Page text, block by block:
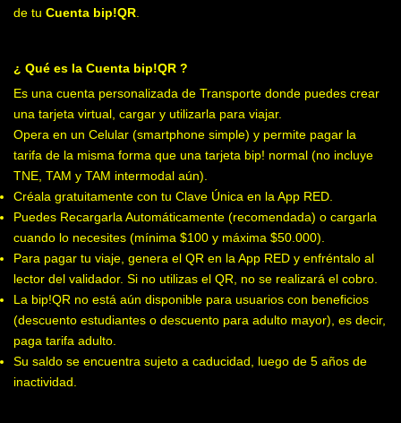
de tu Cuenta bip!QR
¿ Qué es la Cuenta bip!QR ?
Es una cuenta personalizada de Transporte donde puedes crear
una tarjeta virtual, cargar y utilizarla para viajar.
Opera en un Celular (smartphone simple) y permite pagar la
tarifa de la misma forma que una tarjeta bip! normal (no incluye
TNE, TAM y TAM intermodal aún).
Créala gratuitamente con tu Clave Única en la App RED.
Puedes Recargarla Automáticamente (recomendada) o cargarla
cuando lo necesites (mínima $100 y máxima $50.000).
Para pagar tu viaje, genera el QR en la App RED y enfréntalo al
lector del validador. Si no utilizas el QR, no se realizará el cobro.
La bip!QR no está aún disponible para usuarios con beneficios
(descuento estudiantes o descuento para adulto mayor), es decir,
paga tarifa adulto.
Su saldo se encuentra sujeto a caducidad, luego de 5 años de
inactividad.